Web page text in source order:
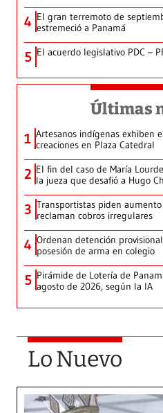
4 El gran terremoto de
estremeció a Panamá
5 El acuerdo legislativo PDC –
Últimas
1 Artesanos indígenas exhiben
creaciones en Plaza Catedral
2 El fin del caso de María
la jueza que desafió a Hugo
3 Transportistas piden
reclaman cobros irregulares
4 Ordenan detención
posesión de arma en colegio
5 Pirámide de Lotería de
agosto de 2026, según la IA
Lo Nuevo